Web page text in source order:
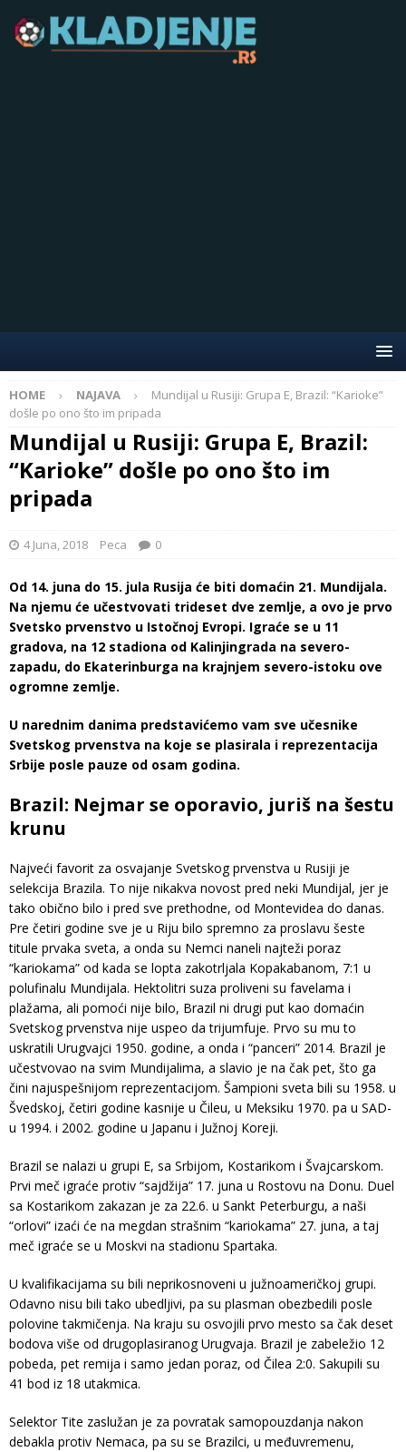
HOME NAJAVA
Mundijal u Rusiji: Grupa E, Brazil: “Karioke”
došle po ono što im pripada
Mundijal u Rusiji: Grupa E, Brazil:
“Karioke” došle po ono što im
pripada
4 Juna, 2018 Peca 0
Od 14. juna do 15. jula Rusija će biti domaćin 21. Mundijala.
Na njemu će učestvovati trideset dve zemlje, a ovo je prvo
Svetsko prvenstvo u Istočnoj Evropi. Igraće se u 11
gradova, na 12 stadiona od Kalinjingrada na severo-
zapadu, do Ekaterinburga na krajnjem severo-istoku ove
ogromne zemlje.
U narednim danima predstavićemo vam sve učesnike
Svetskog prvenstva na koje se plasirala i reprezentacija
Srbije posle pauze od osam godina.
Brazil: Nejmar se oporavio, juriš na šestu
krunu
Najveći favorit za osvajanje Svetskog prvenstva u Rusiji je
selekcija Brazila. To nije nikakva novost pred neki Mundijal, jer je
tako obično bilo i pred sve prethodne, od Montevidea do danas.
Pre četiri godine sve je u Riju bilo spremno za proslavu šeste
titule prvaka sveta, a onda su Nemci naneli najteži poraz
“kariokama” od kada se lopta zakotrljala Kopakabanom, 7:1 u
polufinalu Mundijala. Hektolitri suza proliveni su favelama i
plažama, ali pomoći nije bilo, Brazil ni drugi put kao domaćin
Svetskog prvenstva nije uspeo da trijumfuje. Prvo su mu to
uskratili Urugvajci 1950. godine, a onda i “panceri” 2014. Brazil je
učestvovao na svim Mundijalima, a slavio je na čak pet, što ga
čini najuspešnijom reprezentacijom. Šampioni sveta bili su 1958. u
Švedskoj, četiri godine kasnije u Čileu, u Meksiku 1970. pa u SAD-
u 1994. i 2002. godine u Japanu i Južnoj Koreji.
Brazil se nalazi u grupi E, sa Srbijom, Kostarikom i Švajcarskom.
Prvi meč igraće protiv “sajdžija” 17. juna u Rostovu na Donu. Duel
sa Kostarikom zakazan je za 22.6. u Sankt Peterburgu, a naši
“orlovi” izaći će na megdan strašnim “kariokama” 27. juna, a taj
meč igraće se u Moskvi na stadionu Spartaka.
U kvalifikacijama su bili neprikosnoveni u južnoameričkoj grupi.
Odavno nisu bili tako ubedljivi, pa su plasman obezbedili posle
polovine takmičenja. Na kraju su osvojili prvo mesto sa čak deset
bodova više od drugoplasiranog Urugvaja. Brazil je zabeležio 12
pobeda, pet remija i samo jedan poraz, od Čilea 2:0. Sakupili su
41 bod iz 18 utakmica.
Selektor Tite zaslužan je za povratak samopouzdanja nakon
debakla protiv Nemaca, pa su se Brazilci, u međuvremenu,